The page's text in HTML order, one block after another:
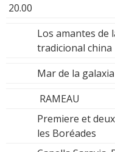
20.00
Los amantes de
tradicional china
Mar de la
RAMEAU
Premiere et
les Boréades